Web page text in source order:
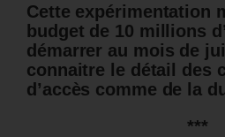
Cette expérimentation
budget de 10 millions
démarrer au mois de
connaitre le détail des
d’accès comme de la
***